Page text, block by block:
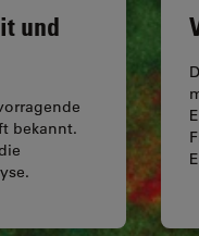
und
bekannt.